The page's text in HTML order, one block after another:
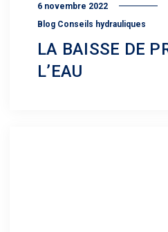
6 novembre 2022
Blog Conseils hydrauliques
LA BAISSE DE
L’EAU